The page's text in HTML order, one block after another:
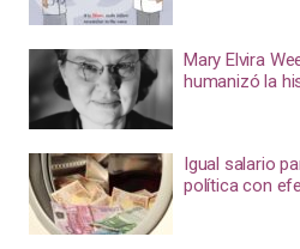
Mary Elvira
humanizó la
Igual salario
política con